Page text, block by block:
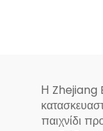
Η Zhejiang
παιχνίδι